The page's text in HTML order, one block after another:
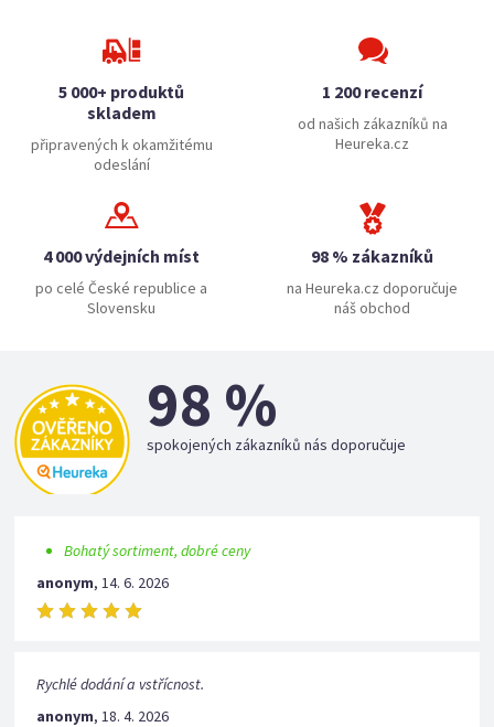
5 000+ produktů
skladem
připravených k okamžitému
odeslání
1 200 recenzí
od našich zákazníků na
Heureka.cz
4 000 výdejních míst
po celé České republice a
Slovensku
98 % zákazníků
na Heureka.cz doporučuje
náš obchod
98 %
spokojených zákazníků nás doporučuje
Bohatý sortiment, dobré ceny
anonym,14. 6. 2026
Rychlé dodání a vstřícnost.
anonym,18. 4. 2026